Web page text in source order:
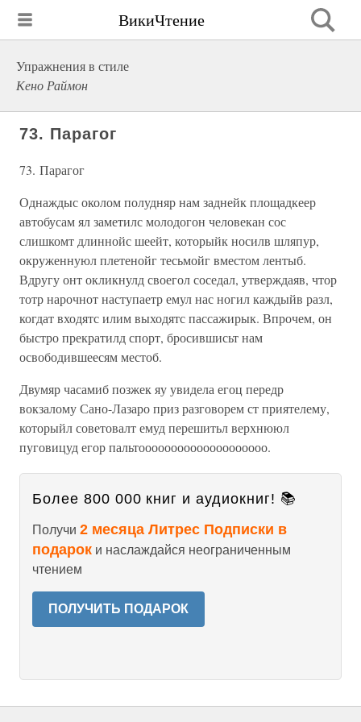
ВикиЧтение
Упражнения в стиле
Кено Раймон
73. Парагог
73. Парагог
Однаждыс околом полудняр нам заднейк площадкеер
автобусам ял заметилс молодогон человекан сос
слишкомт длиннойс шеейт, которыйк носилв шляпур,
окруженнуюл плетенойг тесьмойг вместом лентыб.
Вдругу онт окликнулд своегол соседал, утверждаяв, чтор
тотр нарочнот наступаетр емул нас ногил каждыйв разл,
когдат входятс илим выходятс пассажирык. Впрочем, он
быстро прекратилд спорт, бросившисьт нам
освободившеесям местоб.
Двумяр часамиб позжек яу увидела егоц передр
вокзалому Сано-Лазаро приз разговорем ст приятелему,
которыйл советовалт емуд перешитьл верхнююл
пуговицуд егор пальтоооооооооооооооооооо.
Более 800 000 книг и аудиокниг! 📚
Получи 2 месяца Литрес Подписки в
подарок и наслаждайся неограниченным
чтением
ПОЛУЧИТЬ ПОДАРОК